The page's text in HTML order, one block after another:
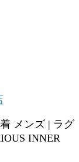
メンズ | ラグ
INNER